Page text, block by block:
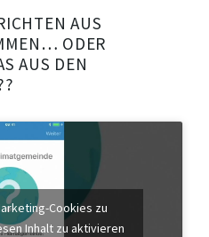
AUS
ODER
AUS DEN
Cookies zu
Inhalt zu aktivieren